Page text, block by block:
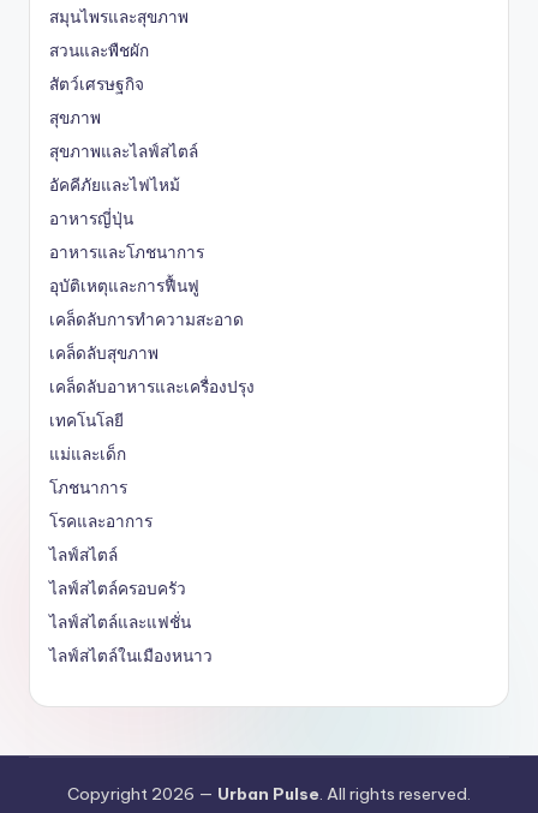
สมุนไพรและสุขภาพ
สวนและพืชผัก
สัตว์เศรษฐกิจ
สุขภาพ
สุขภาพและไลฟ์สไตล์
อัคคีภัยและไฟไหม้
อาหารญี่ปุ่น
อาหารและโภชนาการ
อุบัติเหตุและการฟื้นฟู
เคล็ดลับการทำความสะอาด
เคล็ดลับสุขภาพ
เคล็ดลับอาหารและเครื่องปรุง
เทคโนโลยี
แม่และเด็ก
โภชนาการ
โรคและอาการ
ไลฟ์สไตล์
ไลฟ์สไตล์ครอบครัว
ไลฟ์สไตล์และแฟชั่น
ไลฟ์สไตล์ในเมืองหนาว
Copyright 2026 — Urban Pulse. All rights reserved.